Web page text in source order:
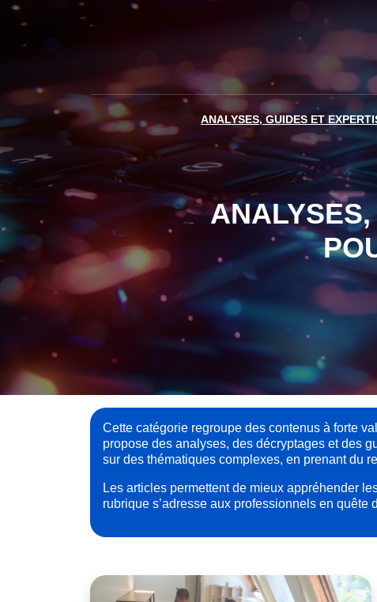
ANALYSES, GUIDES ET
Cette catégorie regroupe des contenus à forte
propose des analyses, des décryptages et des
sur des thématiques complexes, en prenant du
Les articles permettent de mieux appréhender
rubrique s’adresse aux professionnels en quête